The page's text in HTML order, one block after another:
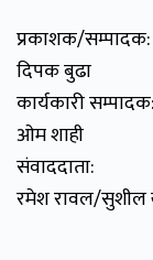
प्रकाशक/सम्पादक:
दिपक बुढा
कार्यकारी सम्पादक:
ओम शाही
संवाददाता:
रमेश रावल/